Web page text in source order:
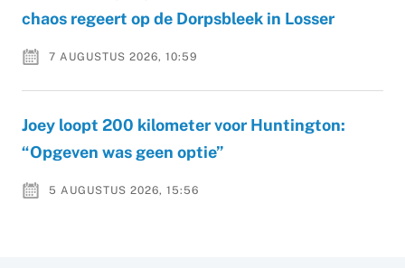
chaos regeert op de Dorpsbleek in Losser
7 AUGUSTUS 2026, 10:59
Joey loopt 200 kilometer voor Huntington:
“Opgeven was geen optie”
5 AUGUSTUS 2026, 15:56